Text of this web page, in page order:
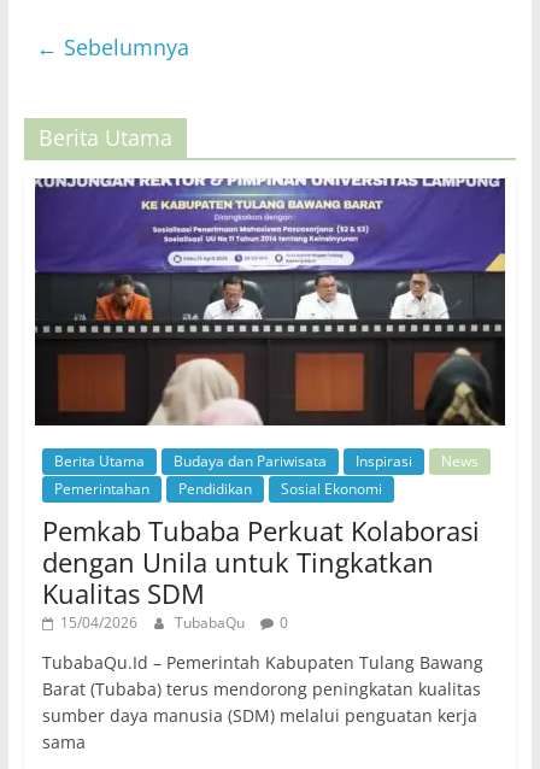
← Sebelumnya
Berita Utama
Berita Utama Budaya dan Pariwisata Inspirasi
News
Pemerintahan
Pendidikan Sosial Ekonomi
Pemkab Tubaba Perkuat Kolaborasi
dengan Unila untuk Tingkatkan
Kualitas SDM
15/04/2026 TubabaQu 0
TubabaQu.Id – Pemerintah Kabupaten Tulang Bawang
Barat (Tubaba) terus mendorong peningkatan kualitas
sumber daya manusia (SDM) melalui penguatan kerja
sama